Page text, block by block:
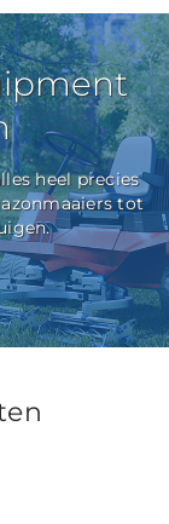
heel precies
tot